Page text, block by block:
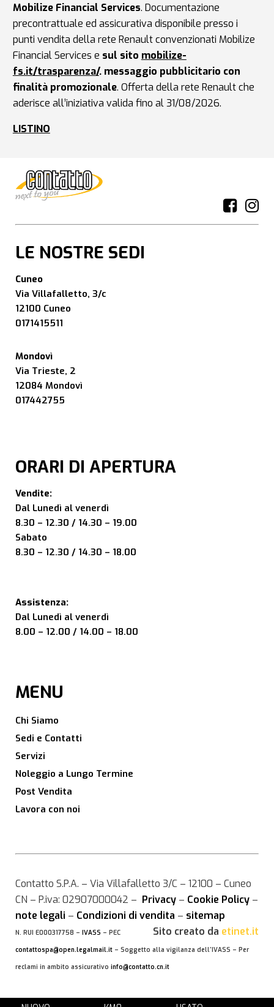
Mobilize Financial Services. Documentazione
precontrattuale ed assicurativa disponibile presso i
punti vendita della rete Renault convenzionati Mobilize
Financial Services e sul sito mobilize-
fs.it/trasparenza/. messaggio pubblicitario con
finalità promozionale. Offerta della rete Renault che
aderisce all’iniziativa valida fino al 31/08/2026.
LISTINO
LE NOSTRE SEDI
Cuneo
Via Villafalletto, 3/c
12100 Cuneo
0171415511
Mondovì
Via Trieste, 2
12084 Mondovì
017442755
ORARI DI APERTURA
Vendite:
Dal Lunedì al venerdì
8.30 – 12.30 / 14.30 – 19.00
Sabato
8.30 – 12.30 / 14.30 – 18.00
Assistenza:
Dal Lunedì al venerdì
8.00 – 12.00 / 14.00 – 18.00
MENU
Chi Siamo
Sedi e Contatti
Servizi
Noleggio a Lungo Termine
Post Vendita
Lavora con noi
Contatto S.P.A. – Via Villafalletto 3/C – 12100 – Cuneo
CN – P.iva: 02907000042 – Privacy – Cookie Policy –
note legali – Condizioni di vendita – sitemap
Sito creato da etinet.it
N. RUI E000317758 – IVASS – PEC
contattospa@open.legalmail.it – Soggetto alla vigilanza dell’IVASS – Per
reclami in ambito assicurativo info@contatto.cn.it